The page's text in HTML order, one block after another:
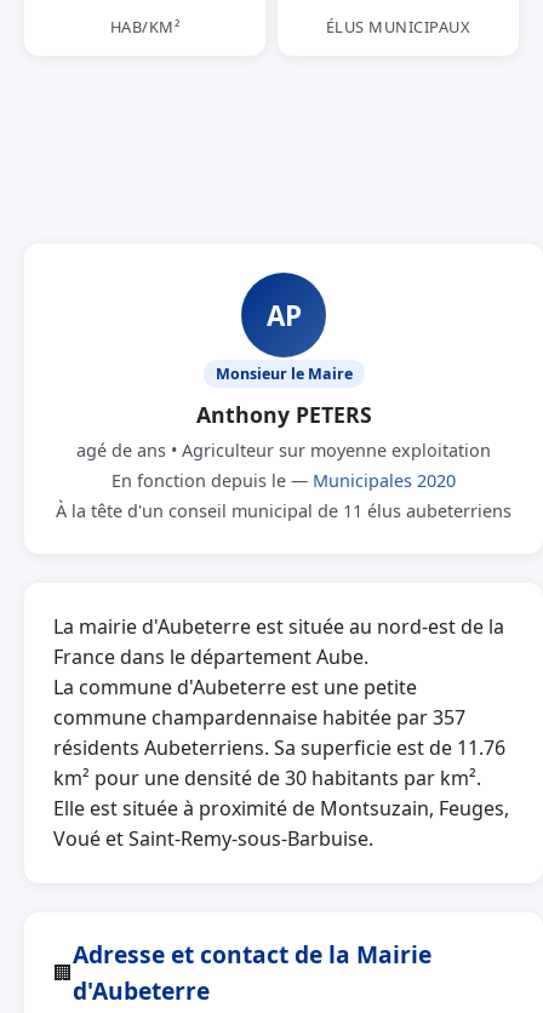
HAB/KM² ÉLUS MUNICIPAUX
AP
Monsieur le Maire
Anthony PETERS
agé de ans • Agriculteur sur moyenne exploitation
En fonction depuis le — Municipales 2020
À la tête d'un conseil municipal de 11 élus aubeterriens
La mairie d'Aubeterre est située au nord-est de la
France dans le département Aube.
La commune d'Aubeterre est une petite
commune champardennaise habitée par 357
résidents Aubeterriens. Sa superficie est de 11.76
km² pour une densité de 30 habitants par km².
Elle est située à proximité de Montsuzain, Feuges,
Voué et Saint-Remy-sous-Barbuise.
🏢
Adresse et contact de la Mairie
d'Aubeterre